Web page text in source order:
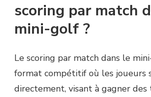
scoring par match
mini-golf ?
Le scoring par match dans le
format compétitif où les joueurs
directement, visant à gagner des